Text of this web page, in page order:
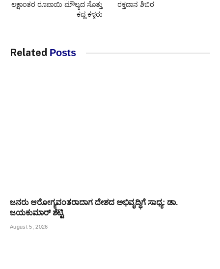
ಲಕ್ಷಾಂತರ ರೂಪಾಯಿ ಮೌಲ್ಯದ ಸೊತ್ತು
ಕದ್ದ ಕಳ್ಳರು
ರಕ್ತದಾನ ಶಿಬಿರ
Related Posts
ಜನರು ಆರೋಗ್ಯವಂತರಾದಾಗ ದೇಶದ ಅಭಿವೃದ್ಧಿಗೆ ಸಾಧ್ಯ: ಡಾ.
ಜಯಕುಮಾರ್ ಶೆಟ್ಟಿ
August 5, 2026